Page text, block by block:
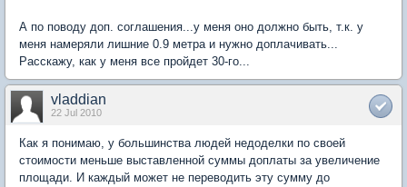
А по поводу доп. соглашения...у меня оно должно быть, т.к. у
меня намеряли лишние 0.9 метра и нужно доплачивать...
Расскажу, как у меня все пройдет 30-го...
vladdian
22 Jul 2010
Как я понимаю, у большинства людей недоделки по своей
стоимости меньше выставленной суммы доплаты за увеличение
площади. И каждый может не переводить эту сумму до